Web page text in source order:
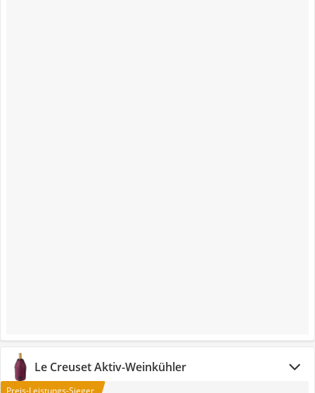
Le Creuset Aktiv-Weinkühler
Preis-Leistungs-Sieger